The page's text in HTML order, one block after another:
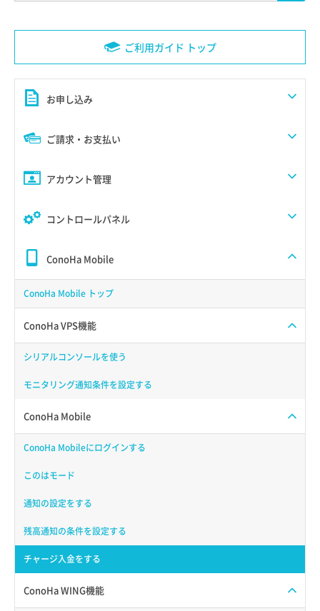
ご利用ガイド トップ
お申し込み
ご請求・お支払い
アカウント管理
コントロールパネル
ConoHa Mobile
ConoHa Mobile トップ
ConoHa VPS機能
シリアルコンソールを使う
モニタリング通知条件を設定する
ConoHa Mobile
ConoHa Mobileにログインする
このはモード
通知の設定をする
残高通知の条件を設定する
チャージ入金をする
ConoHa WING機能